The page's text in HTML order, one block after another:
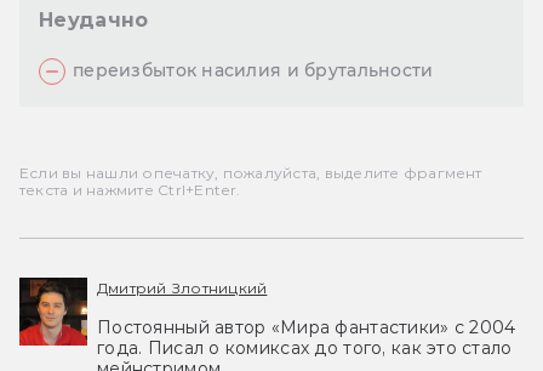
Неудачно
переизбыток насилия и брутальности
Если вы нашли опечатку, пожалуйста, выделите фрагмент
текста и нажмите Ctrl+Enter.
Дмитрий Злотницкий
Постоянный автор «Мира фантастики» с 2004
года. Писал о комиксах до того, как это стало